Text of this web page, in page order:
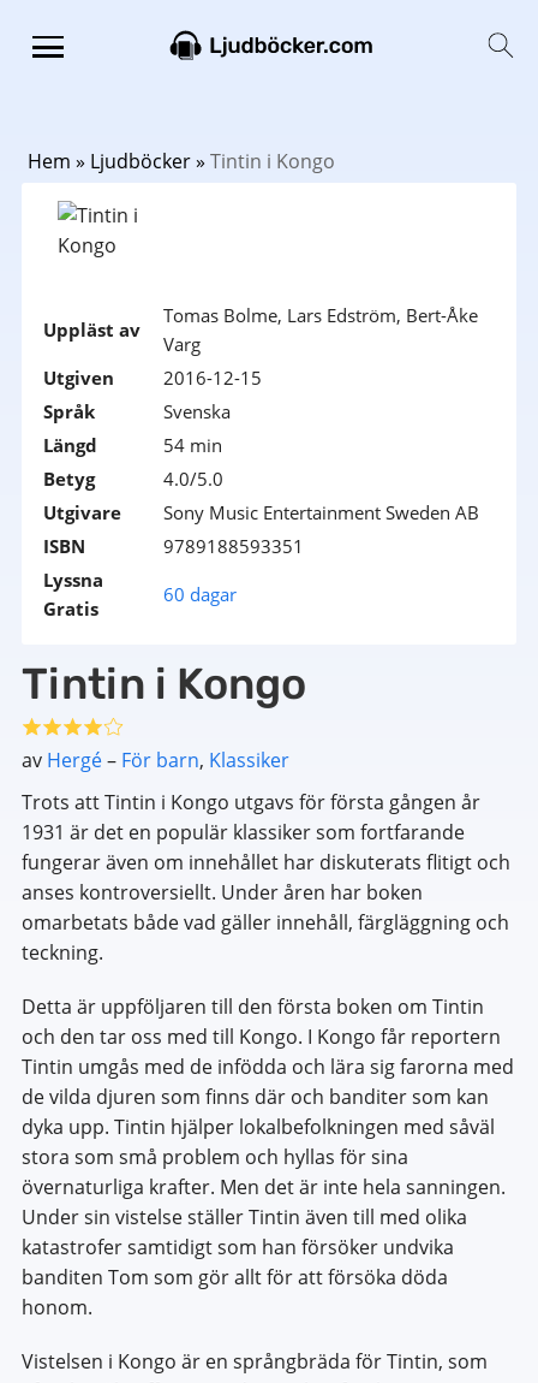
Hem » Ljudböcker» Tintin i Kongo
Uppläst av
Tomas Bolme, Lars Edström, Bert-Åke
Varg
Utgiven
2016-12-15
Språk
Svenska
Längd
54 min
Betyg
4.0/5.0
Utgivare
Sony Music Entertainment Sweden AB
ISBN
9789188593351
Lyssna
Gratis
60 dagar
Tintin i Kongo
av Hergé– För barn, Klassiker
Trots att Tintin i Kongo utgavs för första gången år
1931 är det en populär klassiker som fortfarande
fungerar även om innehållet har diskuterats flitigt och
anses kontroversiellt. Under åren har boken
omarbetats både vad gäller innehåll, färgläggning och
teckning.
Detta är uppföljaren till den första boken om Tintin
och den tar oss med till Kongo. I Kongo får reportern
Tintin umgås med de infödda och lära sig farorna med
de vilda djuren som finns där och banditer som kan
dyka upp. Tintin hjälper lokalbefolkningen med såväl
stora som små problem och hyllas för sina
övernaturliga krafter. Men det är inte hela sanningen.
Under sin vistelse ställer Tintin även till med olika
katastrofer samtidigt som han försöker undvika
banditen Tom som gör allt för att försöka döda
honom.
Vistelsen i Kongo är en språngbräda för Tintin, som